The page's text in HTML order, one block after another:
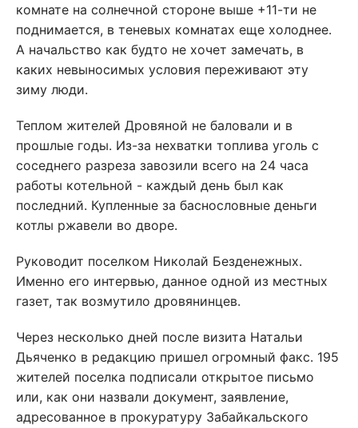
комнате на солнечной стороне выше +11-ти не
поднимается, в теневых комнатах еще холоднее.
А начальство как будто не хочет замечать, в
каких невыносимых условия переживают эту
зиму люди.
Теплом жителей Дровяной не баловали и в
прошлые годы. Из-за нехватки топлива уголь с
соседнего разреза завозили всего на 24 часа
работы котельной - каждый день был как
последний. Купленные за баснословные деньги
котлы ржавели во дворе.
Руководит поселком Николай Безденежных.
Именно его интервью, данное одной из местных
газет, так возмутило дровянинцев.
Через несколько дней после визита Натальи
Дьяченко в редакцию пришел огромный факс. 195
жителей поселка подписали открытое письмо
или, как они назвали документ, заявление,
адресованное в прокуратуру Забайкальского